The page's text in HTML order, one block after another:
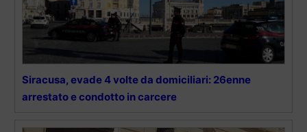
Siracusa, evade 4 volte da domiciliari: 26enne
arrestato e condotto in carcere